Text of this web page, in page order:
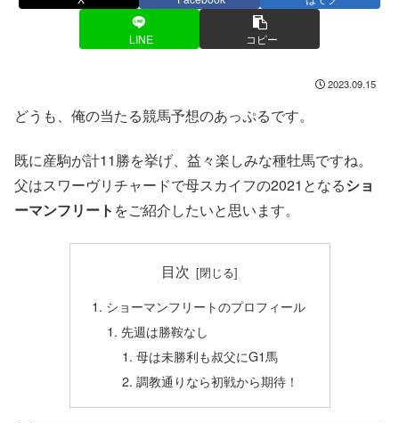
LINE コピー
2023.09.15
どうも、俺の当たる競馬予想のあっぷるです。
既に産駒が計11勝を挙げ、益々楽しみな種牡馬ですね。
父はスワーヴリチャードで母スカイフの2021となるショ
ーマンフリート をご紹介したいと思います。
目次
ショーマンフリートのプロフィール
先週は勝鞍なし
母は未勝利も叔父にG1馬
調教通りなら初戦から期待！